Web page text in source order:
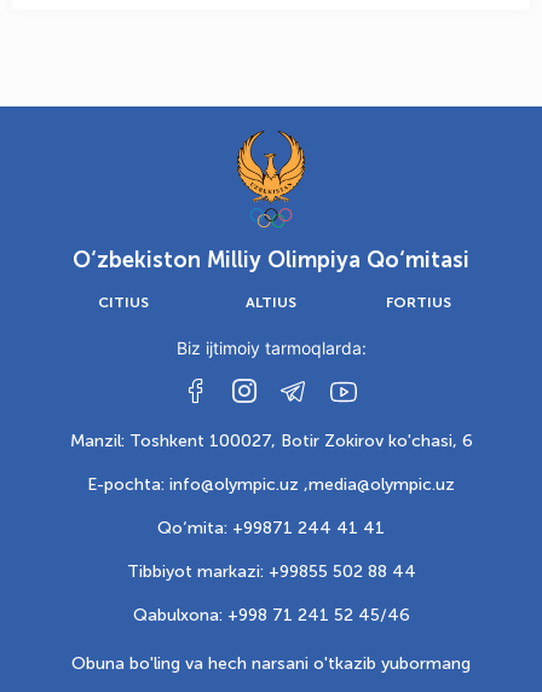
O‘zbekiston Milliy Olimpiya Qo‘mitasi
CITIUS ALTIUS FORTIUS
Biz ijtimoiy tarmoqlarda:
Manzil: Toshkent 100027, Botir Zokirov ko'chasi, 6
E-pochta: info@olympic.uz ,media@olympic.uz
Qo‘mita: +99871 244 41 41
Tibbiyot markazi: +99855 502 88 44
Qabulxona: +998 71 241 52 45/46
Obuna bo'ling va hech narsani o'tkazib yubormang